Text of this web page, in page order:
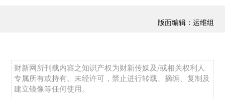
版面编辑：运维组
财新网所刊载内容之知识产权为财新传媒及/或相关权利人
专属所有或持有。未经许可，禁止进行转载、摘编、复制及
建立镜像等任何使用。